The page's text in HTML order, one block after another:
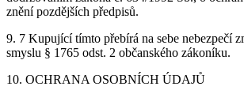
znění pozdějších předpisů.
9. 7 Kupující tímto přebírá na sebe nebezpečí
smyslu § 1765 odst. 2 občanského zákoníku.
10. OCHRANA OSOBNÍCH ÚDAJŮ